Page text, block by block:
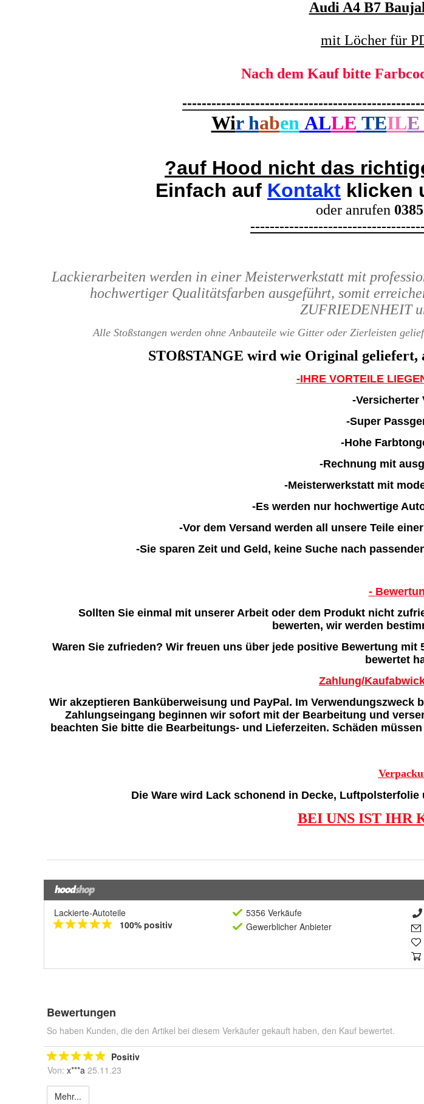
Lackierte-Autoteile
100% positiv
5356 Verkäufe
Gewerblicher Anbieter
Bewertungen
So haben Kunden, die den Artikel bei diesem Verkäufer gekauft haben, den Kauf bewertet.
Positiv
Von: x***a 25.11.23
Mehr...